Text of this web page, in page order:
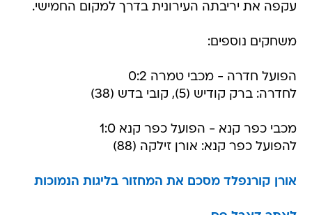
עקפה את יריבתה העירונית בדרך למקום החמישי.
משחקים נוספים:
הפועל חדרה - מכבי טמרה 0:2
לחדרה: ברק קודיש (5), קובי בדש (38)
מכבי כפר קנא - הפועל כפר קנא 1:0
להפועל כפר קנא: אורן זילקה (88)
אורן קורנפלד מסכם את המחזור בליגות הנמוכות